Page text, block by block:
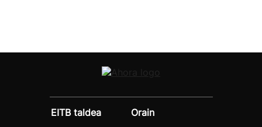
EITB taldea
Orain